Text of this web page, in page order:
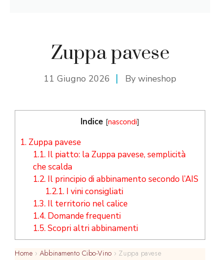
Zuppa pavese
11 Giugno 2026 By wineshop
Indice [nascondi]
1. Zuppa pavese
1.1.Il piatto: la Zuppa pavese, semplicità
che scalda
1.2.Il principio di abbinamento secondo l’AIS
1.2.1. I vini consigliati
1.3.Il territorio nel calice
1.4.Domande frequenti
1.5.Scopri altri abbinamenti
Home › Abbinamento Cibo-Vino ›Zuppa pavese